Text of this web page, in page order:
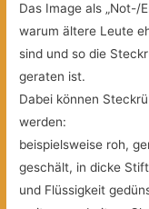
Das Image als „Not-/
warum ältere Leute
sind und so die
geraten ist.
Dabei können
werden:
beispielsweise roh,
geschält, in dicke
und Flüssigkeit